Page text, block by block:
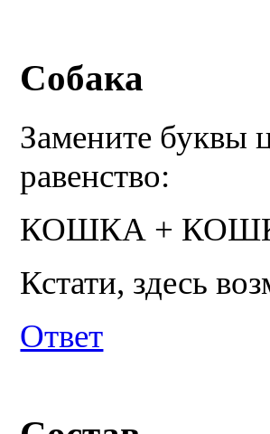
Собака
Замените буквы
равенство:
КОШКА +
Кстати, здесь
Ответ